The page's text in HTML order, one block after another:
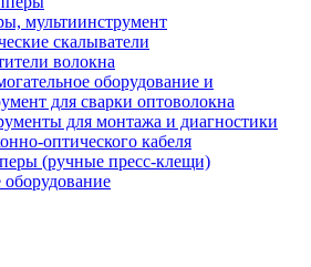
мультиинструмент
скалыватели
волокна
оборудование и
для сварки оптоволокна
для монтажа и диагностики
оптического кабеля
(ручные пресс-клещи)